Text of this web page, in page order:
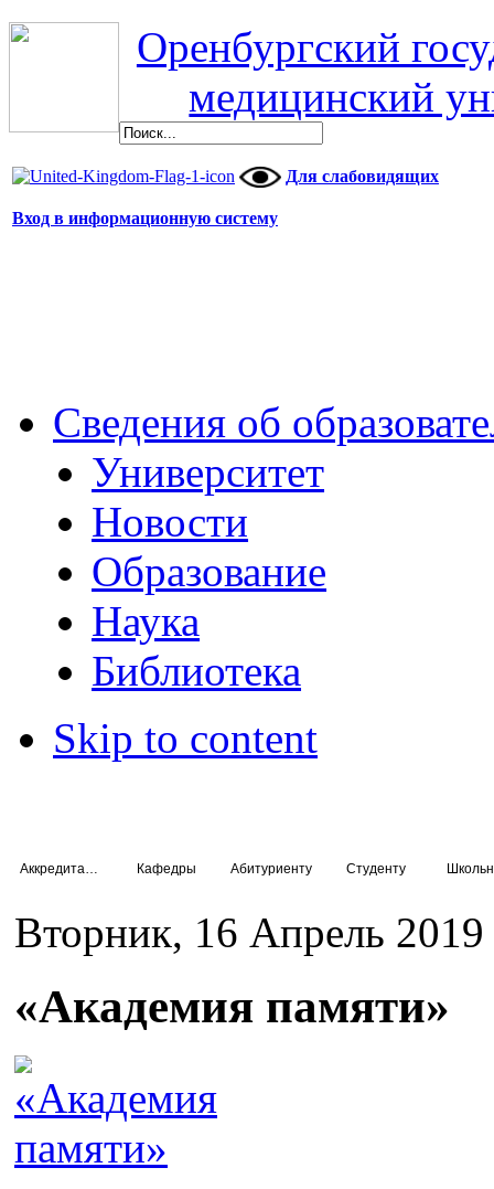
Оренбургский
медицинский
Для слабовидящих
Вход в информационную систему
Сведения об
Университет
Новости
Образование
Наука
Библиотека
Skip to content
Кафедры Абитуриенту Студенту
Вторник, 16 Апрель
«Академия памяти»